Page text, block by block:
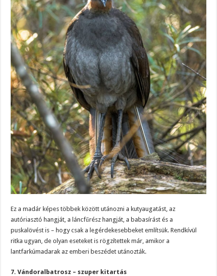
Ez a madár képes többek között utánozni a kutyaugatást, az
autóriasztó hangját, a láncfűrész hangját, a babasírást és a
puskalövést is – hogy csak a legérdekesebbeket említsük. Rendkívül
ritka ugyan, de olyan eseteket is rögzítettek már, amikor a
lantfarkúmadarak az emberi beszédet utánozták.
7. Vándoralbatrosz – szuper kitartás